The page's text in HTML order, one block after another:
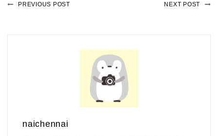
PREVIOUS POST NEXT POST
naichennai